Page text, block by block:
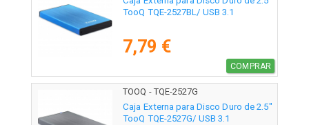
TooQ TQE-2527BL/ USB 3.1
7,79 €
COMPRAR
TOOQ - TQE-2527G
Caja Externa para Disco Duro de 2.5"
TooQ TQE-2527G/ USB 3.1